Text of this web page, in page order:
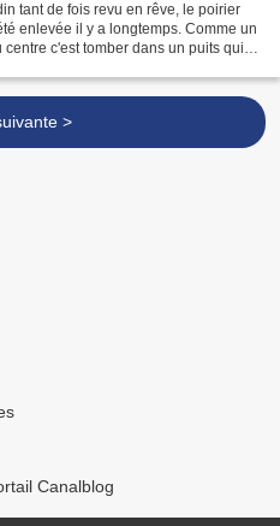
tant de fois revu en rêve, le poirier
enlevée il y a longtemps. Comme un
c'est tomber dans un puits qui
>
Canalblog